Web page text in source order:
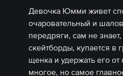
Девочка Юмми живет
очаровательный и
передряги, сам не
скейтборды, купается в
щенка и удержать его
многое, но самое